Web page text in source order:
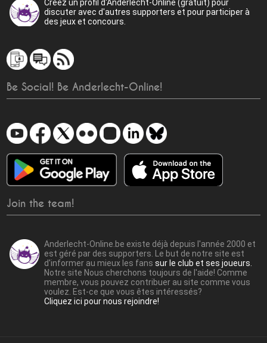
Créez un profil d'Anderlecht-Online (gratuit) pour
discuter avec d'autres supporters et pour participer à
des jeux et concours.
Be Social! Be Anderlecht-Online!
Join the team!
Anderlecht-Online.be existe déjà depuis l'année 2000 et
est géré par des supporters. Le but de notre site est
d'informer au mieux les fanssur le club et ses joueurs.
Notre site Nous cherchons toujours de l'aide! Comme
membre, vous pouvez contribuer au site comme vous
voulez. Est-ce que vous êtes intéressés?
Cliquez ici pour nous rejoindre!